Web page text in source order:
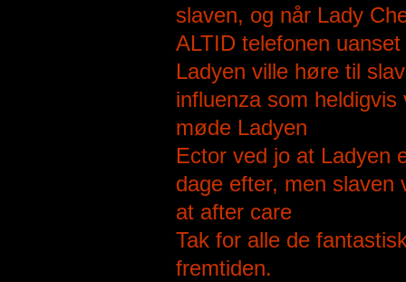
slaven, og når Lady
ALTID telefonen
Ladyen ville høre til
influenza som
møde Ladyen
Ector ved jo at Ladyen
dage efter, men slaven
at after care
Tak for alle de
fremtiden.